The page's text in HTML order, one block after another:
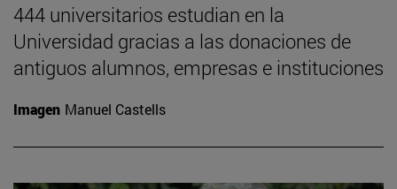
444 universitarios estudian en la
Universidad gracias a las donaciones de
antiguos alumnos, empresas e instituciones
Imagen Manuel Castells